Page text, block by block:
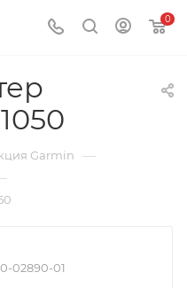
0
Garmin —
02890-01